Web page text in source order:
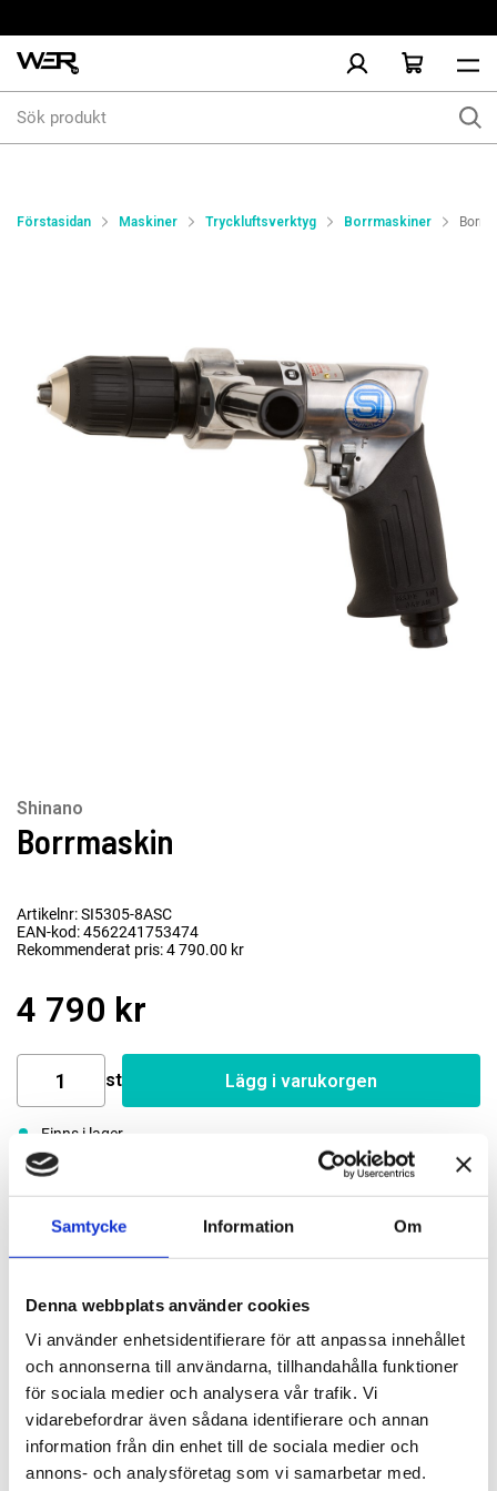
Samtycke Information Om
Denna webbplats använder cookies
Vi använder enhetsidentifierare för att anpassa innehållet
och annonserna till användarna, tillhandahålla funktioner
för sociala medier och analysera vår trafik. Vi
vidarebefordrar även sådana identifierare och annan
information från din enhet till de sociala medier och
annons- och analysföretag som vi samarbetar med.
produkt
Förstasidan Maskiner Tryckluftsverktyg Borrmaskiner
Shinano
Borrmaskin
Artikelnr: SI5305-8ASC
EAN-kod: 4562241753474
Rekommenderat pris: 4 790.00 kr
4 790 kr
st Lägg i varukorgen
Finns i lager
Passande tillbehör
85701
Borrchuck med nyckel 13 mm UNF 3/8×24
31902